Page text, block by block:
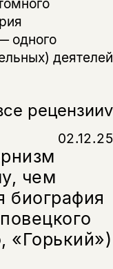
одного
деятелей
рецензииv
чем
биография
«Горький»)
02.12.25